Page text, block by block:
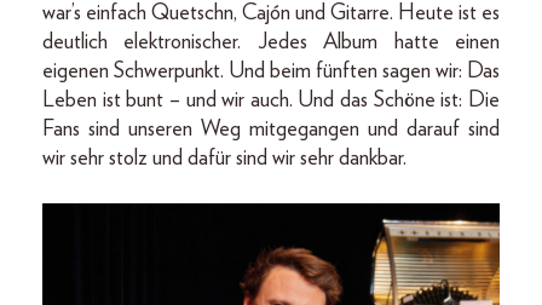
war’s einfach Quetschn, Cajón und Gitarre. Heute ist es
deutlich elektronischer. Jedes Album hatte einen
eigenen Schwerpunkt. Und beim fünften sagen wir: Das
Leben ist bunt – und wir auch. Und das Schöne ist: Die
Fans sind unseren Weg mitgegangen und darauf sind
wir sehr stolz und dafür sind wir sehr dankbar.